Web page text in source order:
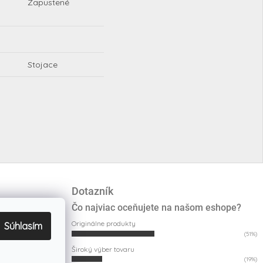
Súhlasím
Zapustené
Stojace
Dotazník
Čo najviac oceňujete na našom eshope?
Originálne produkty
(51%)
Široký výber tovaru
(19%)